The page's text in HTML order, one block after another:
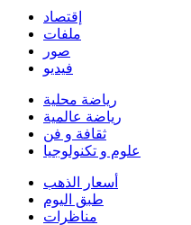
إقتصاد
ملفات
صور
فيديو
رياضة محلية
رياضة عالمية
ثقافة و فن
علوم و تكنولوجيا
أسعار الذهب
طبق اليوم
مناظرات